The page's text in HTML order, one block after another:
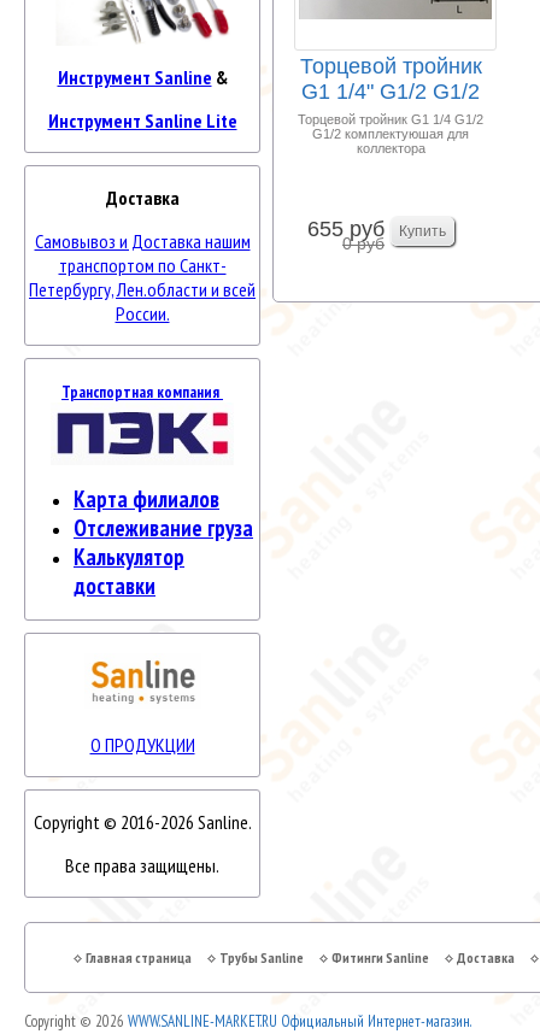
Инструмент Sanline &
Инструмент Sanline Lite
Доставка
Самовывоз и Доставка нашим
транспортом по Санкт-
Петербургу, Лен.области и всей
России.
Транспортная компания
Карта филиалов
Отслеживание груза
Калькулятор
доставки
О ПРОДУКЦИИ
Copyright © 2016-2026 Sanline.
Все права защищены.
Торцевой тройник
G1 1/4" G1/2 G1/2
Торцевой тройник G1 1/4 G1/2
G1/2 комплектуюшая для
коллектора
655 руб
0 руб
Главная страница Трубы Sanline Фитинги Sanline Доставка
Copyright © 2026 WWW.SANLINE-MARKET.RU Официальный Интернет-магазин.